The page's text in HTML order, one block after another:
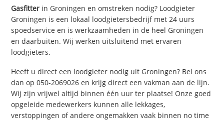
Gasfitter in Groningen en omstreken nodig? Loodgieter
Groningen is een lokaal loodgietersbedrijf met 24 uurs
spoedservice en is werkzaamheden in de heel Groningen
en daarbuiten. Wij werken uitsluitend met ervaren
loodgieters.
Heeft u direct een loodgieter nodig uit Groningen? Bel ons
dan op 050-2069026 en krijg direct een vakman aan de lijn.
Wij zijn vrijwel altijd binnen één uur ter plaatse! Onze goed
opgeleide medewerkers kunnen alle lekkages,
verstoppingen of andere ongemakken vaak binnen no time